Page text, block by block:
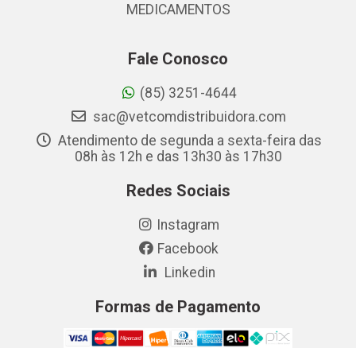
MEDICAMENTOS
Fale Conosco
(85) 3251-4644
sac@vetcomdistribuidora.com
Atendimento de segunda a sexta-feira das
08h às 12h e das 13h30 às 17h30
Redes Sociais
Instagram
Facebook
Linkedin
Formas de Pagamento